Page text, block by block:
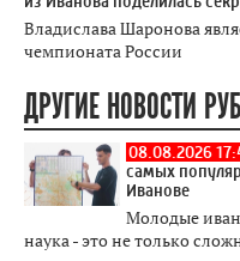
Владислава Шаронова
чемпионата России
ДРУГИЕ НОВОСТИ
08.08.2026
самых
Иванове
Молодые
наука - это не только